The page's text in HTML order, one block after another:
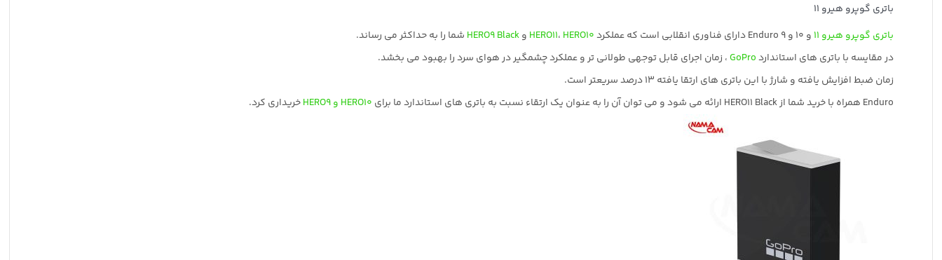
باتری گوپرو هیرو 11
باتری گوپرو هیرو 11
و 10 و 9 Enduro دارای فناوری انقلابی است که عملکرد HERO11، HERO10 وHERO9 Black شما را به حداکثر می رساند.
در مقایسه با باتری های استانداردGoPro، زمان اجرای قابل توجهی طولانی تر و عملکرد چشمگیر در هوای سرد را بهبود می بخشد.
زمان ضبط افزایش یافته و شارژ با این باتری های ارتقا یافته 13 درصد سریعتر است.
Enduro همراه با خرید شما از HERO11 Black ارائه می شود و می توان آن را به عنوان یک ارتقاء نسبت به باتری های استاندارد ما برای
HERO10 و HERO9 خریداری کرد.